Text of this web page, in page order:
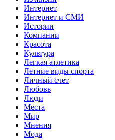
Интернет
Интернет и СМИ
Истории
Компании
Красота
Культура
Легкая атлетика
Летние виды спорта
Личный счет
Любовь
Люди
Места
Мир
Мнения
Мода